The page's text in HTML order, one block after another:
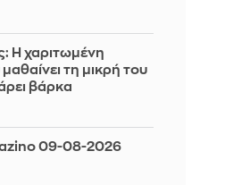
Η χαριτωμένη
τη μικρή του
βάρκα
09-08-2026